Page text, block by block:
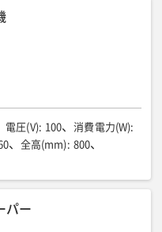
電圧(V): 100 消費電力(W):
全高(mm): 800
パー